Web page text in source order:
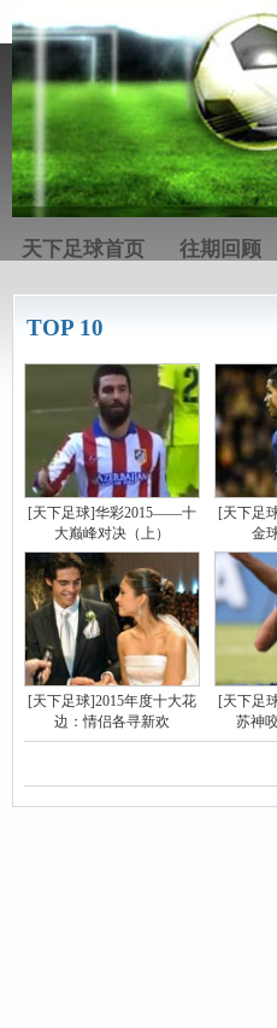
天下足球首页 往期回顾
TOP 10
[天下足球]华彩2015——十
大巅峰对决（上）
[天下足
金
[天下足球]2015年度十大花
边：情侣各寻新欢
[天下足
苏神